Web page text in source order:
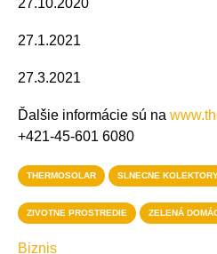
27.10.2020
27.1.2021
27.3.2021
Ďalšie informácie sú na
+421-45-601 6080
THERMOSOLAR SLNECNE
ZIVOTNE PROSTREDIE ZELENÁ
Biznis